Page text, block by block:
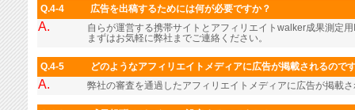
Q.4-4 広告を出稿するためには何が必要ですか？
A.
自らが運営する携帯サイトとアフィリエイトwalker成果測定
まずはお気軽に弊社までご連絡ください。
Q.4-5 どのようなアフィリエイトメディアに広告が掲載されるので
A. 弊社の審査を通過したアフィリエイトメディアに広告が掲載